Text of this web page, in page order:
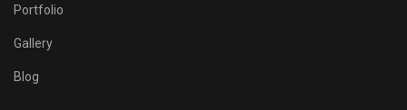
Portfolio
Gallery
Blog